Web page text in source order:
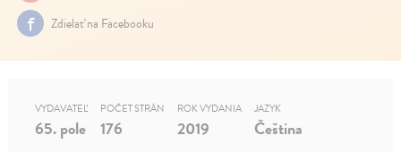
Zdielať na Facebooku
VYDAVATEĽ
65. pole
POČET STRÁN
176
ROK VYDANIA
2019
JAZYK
Čeština